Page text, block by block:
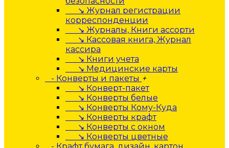
↘ Журнал регистрации
корреспонденции
↘ Журналы, Книги ассорти
↘ Кассовая книга, Журнал
кассира
↘ Книги учета
↘ Медицинские карты
- Конверты и пакеты +
↘ Конверт-пакет
↘ Конверты белые
↘ Конверты Кому-Куда
↘ Конверты крафт
↘ Конверты с окном
↘ Конверты цветные